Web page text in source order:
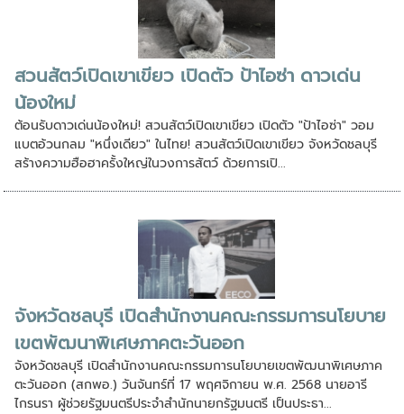
สวนสัตว์เปิดเขาเขียว เปิดตัว ป้าไอซ่า ดาวเด่น
น้องใหม่
ต้อนรับดาวเด่นน้องใหม่! สวนสัตว์เปิดเขาเขียว เปิดตัว "ป้าไอซ่า" วอม
แบตอ้วนกลม "หนึ่งเดียว" ในไทย! สวนสัตว์เปิดเขาเขียว จังหวัดชลบุรี
สร้างความฮือฮาครั้งใหญ่ในวงการสัตว์ ด้วยการเปิ...
จังหวัดชลบุรี เปิดสำนักงานคณะกรรมการนโยบาย
เขตพัฒนาพิเศษภาคตะวันออก
จังหวัดชลบุรี เปิดสำนักงานคณะกรรมการนโยบายเขตพัฒนาพิเศษภาค
ตะวันออก (สกพอ.) วันจันทร์ที่ 17 พฤศจิกายน พ.ศ. 2568 นายอารี
ไกรนรา ผู้ช่วยรัฐมนตรีประจำสำนักนายกรัฐมนตรี เป็นประธา...